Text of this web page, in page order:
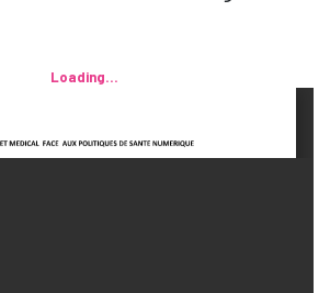
Loading...